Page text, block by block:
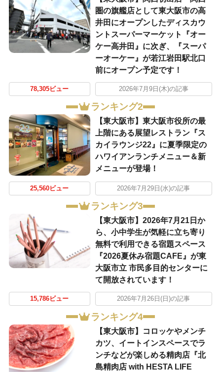
圏の旗艦店として東大阪市の高
井田にオープンしたディスカウ
ントスーパーマーケット『オー
ケー高井田』に次ぎ、『スーパ
ーオーケー』が若江岩田駅北口
前にオープン予定です！
78,305ビュー 2026年7月9日(木)の記事
ランキング2
【東大阪市】東大阪市役所の最
上階にある展望レストラン『ス
カイラウンジ22』に夏季限定の
ハワイアンランチメニュー＆新
メニューが登場！
25,560ビュー 2026年7月29日(水)の記事
ランキング3
【東大阪市】2026年7月21日か
ら、小中学生が気軽に立ち寄り
無料で利用できる宿題スペース
『2026夏休み宿題CAFE』が東
大阪市立 市民多目的センターに
て開放されています！
15,786ビュー 2026年7月26日(日)の記事
ランキング4
【東大阪市】コロッケやメンチ
カツ、イートインスペースでラ
ンチなどが楽しめる精肉店『北
島精肉店 with HESTA LIFE